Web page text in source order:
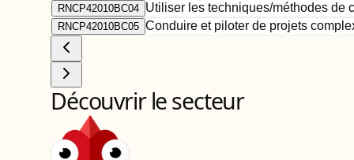
RNCP42010BC04 Utiliser les techniques/méthodes de
RNCP42010BC05 Conduire et piloter de projets
Découvrir le secteur